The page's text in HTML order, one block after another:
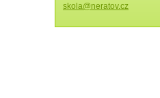
skola@neratov.cz